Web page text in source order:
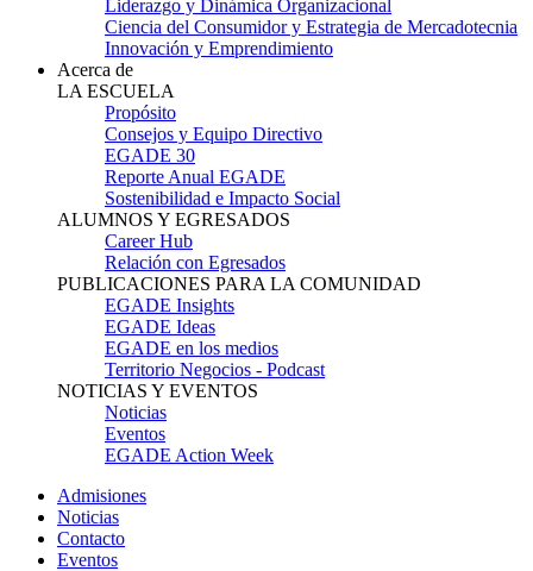
Liderazgo y Dinámica Organizacional
Ciencia del Consumidor y Estrategia de Mercadotecnia
Innovación y Emprendimiento
Acerca de
LA ESCUELA
Propósito
Consejos y Equipo Directivo
EGADE 30
Reporte Anual EGADE
Sostenibilidad e Impacto Social
ALUMNOS Y EGRESADOS
Career Hub
Relación con Egresados
PUBLICACIONES PARA LA COMUNIDAD
EGADE Insights
EGADE Ideas
EGADE en los medios
Territorio Negocios - Podcast
NOTICIAS Y EVENTOS
Noticias
Eventos
EGADE Action Week
Admisiones
Noticias
Contacto
Eventos